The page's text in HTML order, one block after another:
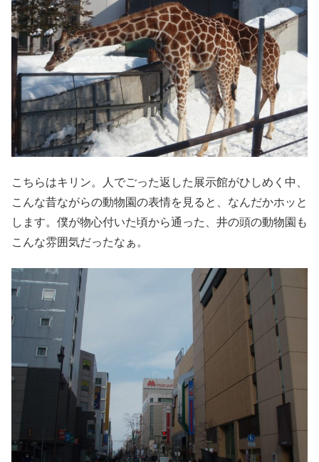
こちらはキリン。人でごった返した展示館がひしめく中、
こんな昔ながらの動物園の表情を見ると、なんだかホッと
します。僕が物心付いた頃から通った、井の頭の動物園も
こんな雰囲気だったなぁ。